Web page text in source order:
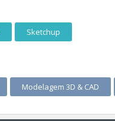
Sketchup
Modelagem 3D & CAD